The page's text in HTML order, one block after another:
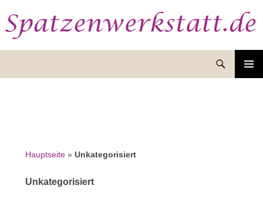
Hauptseite» Unkategorisiert
Unkategorisiert